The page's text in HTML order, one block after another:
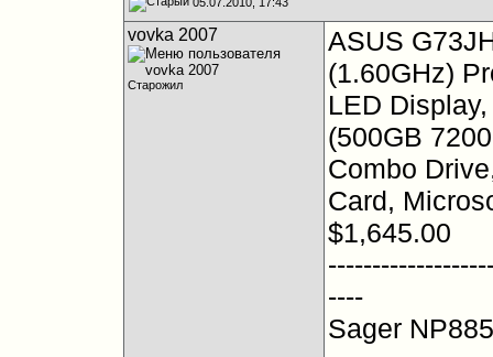
vovka 2007
Старожил
ASUS
(1.60GHz)
LED
(500GB
Combo
Card,
$1,645.00
----
Sager